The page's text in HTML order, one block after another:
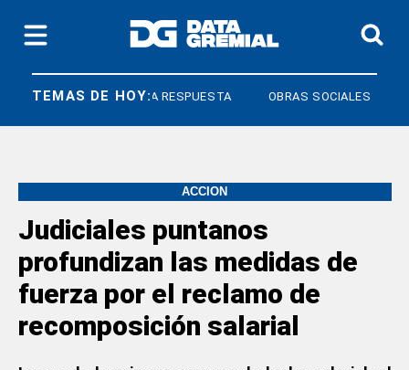
TEMAS DE HOY:
DERECHO A RESPUESTA OBRAS SOCIALES
ACCIÓN
Judiciales puntanos
profundizan las medidas de
fuerza por el reclamo de
recomposición salarial